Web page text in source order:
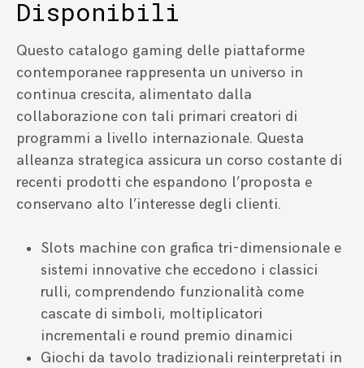
Disponibili
Questo catalogo gaming delle piattaforme
contemporanee rappresenta un universo in
continua crescita, alimentato dalla
collaborazione con tali primari creatori di
programmi a livello internazionale. Questa
alleanza strategica assicura un corso costante di
recenti prodotti che espandono l’proposta e
conservano alto l’interesse degli clienti.
Slots machine con grafica tri-dimensionale e
sistemi innovative che eccedono i classici
rulli, comprendendo funzionalità come
cascate di simboli, moltiplicatori
incrementali e round premio dinamici
Giochi da tavolo tradizionali reinterpretati in